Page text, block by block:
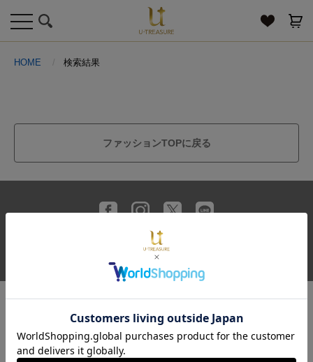
toggle
navigation
HOME 検索結果
ファッションTOPに戻る
プライバシーポリシー
特定商取引法に基づく表記
© U-TREASURE All Rights Reserved.